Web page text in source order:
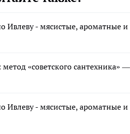
Ивлеву - мясистые, ароматные
метод «советского
Ивлеву - мясистые, ароматные